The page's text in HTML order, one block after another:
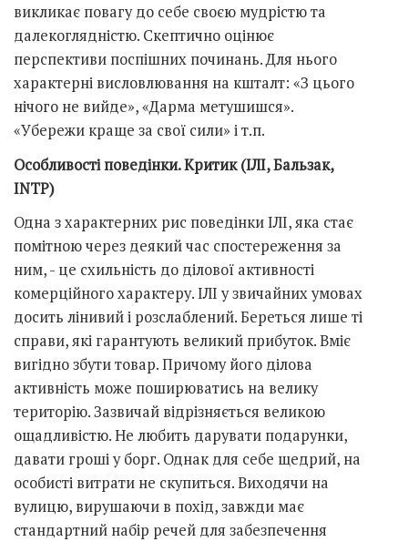
викликає повагу до себе своєю мудрістю та
далекоглядністю. Скептично оцінює
перспективи поспішних починань. Для нього
характерні висловлювання на кшталт: «З цього
нічого не вийде», «Дарма метушишся».
«Убережи краще за свої сили» і т.п.
Особливості поведінки. Критик (ІЛІ, Бальзак,
INTP)
Одна з характерних рис поведінки ІЛІ, яка стає
помітною через деякий час спостереження за
ним, - це схильність до ділової активності
комерційного характеру. ІЛІ у звичайних умовах
досить лінивий і розслаблений. Береться лише ті
справи, які гарантують великий прибуток. Вміє
вигідно збути товар. Причому його ділова
активність може поширюватись на велику
територію. Зазвичай відрізняється великою
ощадливістю. Не любить дарувати подарунки,
давати гроші у борг. Однак для себе щедрий, на
особисті витрати не скупиться. Виходячи на
вулицю, вирушаючи в похід, завжди має
стандартний набір речей для забезпечення